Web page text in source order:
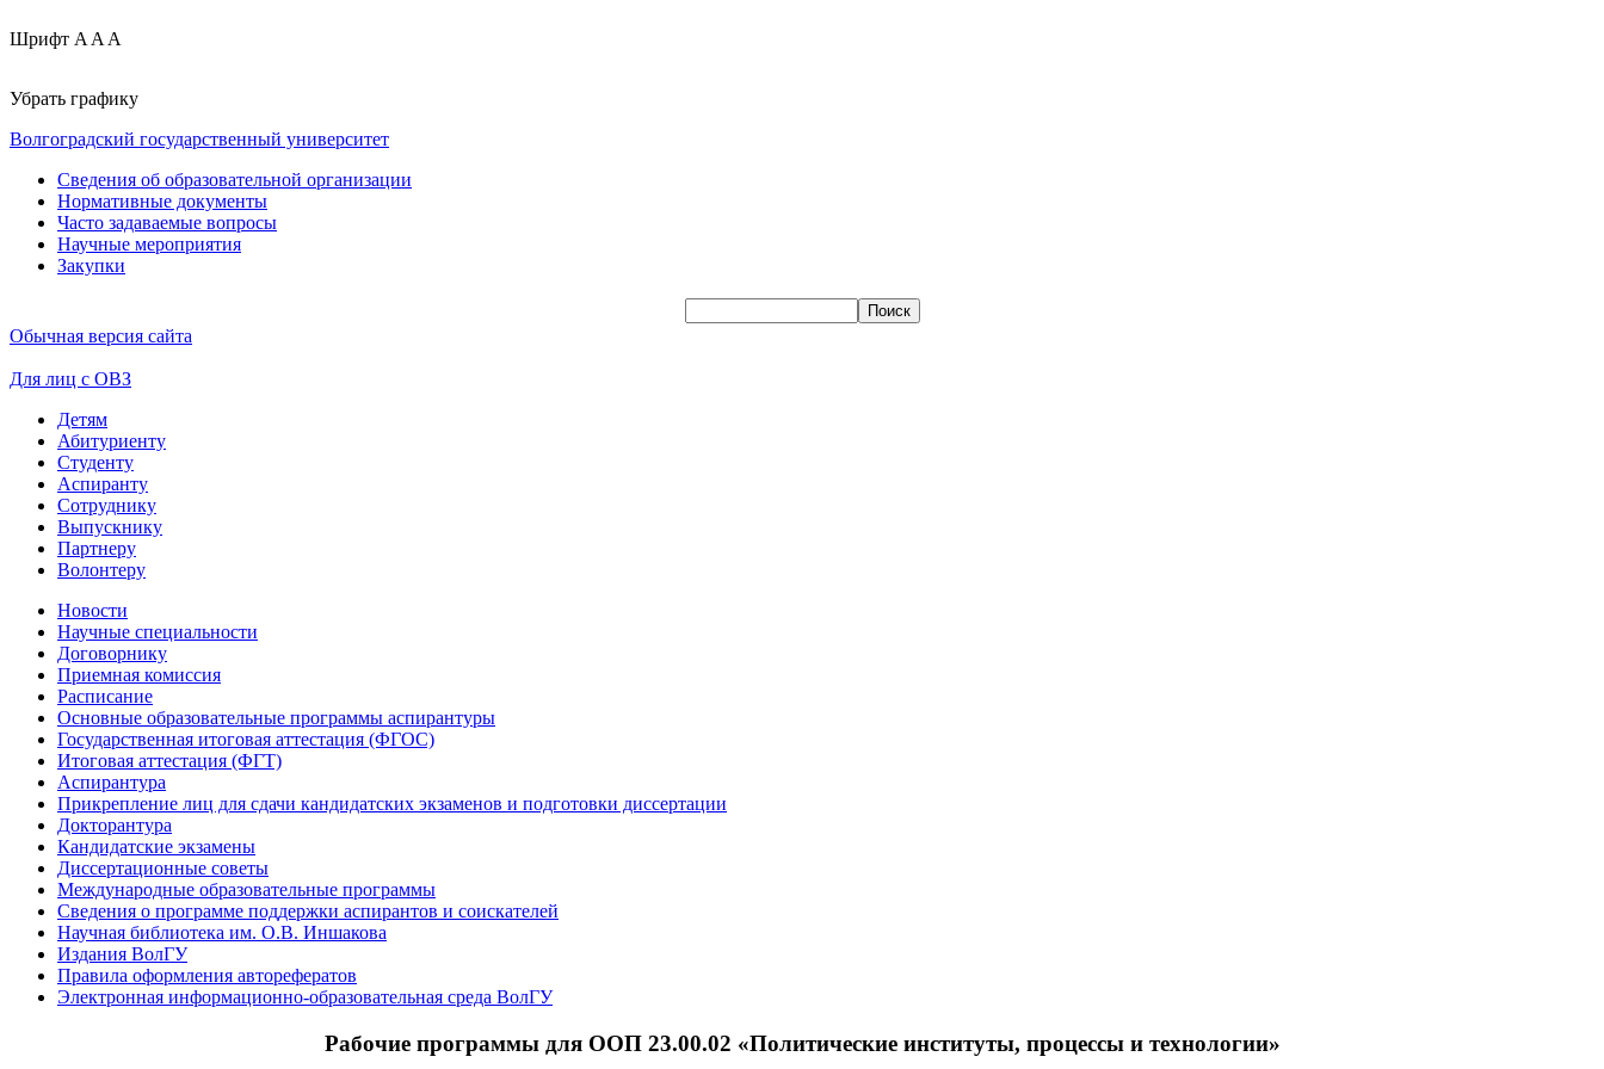
Шрифт A A A
Убрать графику
Волгоградский государственный университет
Сведения об образовательной организации
Нормативные документы
Часто задаваемые вопросы
Научные мероприятия
Закупки
Обычная версия сайта
Для лиц с ОВЗ
Детям
Абитуриенту
Студенту
Аспиранту
Сотруднику
Выпускнику
Партнеру
Волонтеру
Новости
Научные специальности
Договорнику
Приемная комиссия
Расписание
Основные образовательные программы аспирантуры
Государственная итоговая аттестация (ФГОС)
Итоговая аттестация (ФГТ)
Аспирантура
Прикрепление лиц для сдачи кандидатских экзаменов и подготовки диссертации
Докторантура
Кандидатские экзамены
Диссертационные советы
Международные образовательные программы
Сведения о программе поддержки аспирантов и соискателей
Научная библиотека им. О.В. Иншакова
Издания ВолГУ
Правила оформления авторефератов
Электронная информационно-образовательная среда ВолГУ
Рабочие программы для ООП 23.00.02 «Политические институты, процессы и технологии»